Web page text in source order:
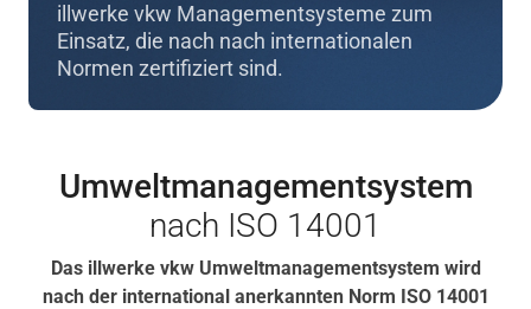
illwerke vkw Managementsysteme zum
Einsatz, die nach nach internationalen
Normen zertifiziert sind.
Umweltmanagementsystem
nach ISO 14001
Das illwerke vkw Umweltmanagementsystem wird
nach der international anerkannten Norm ISO 14001